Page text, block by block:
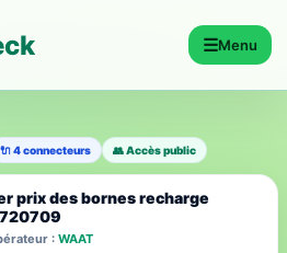
☰Menu
🔌 4 connecteurs 👥 Accès public
prix des bornes recharge
: WAAT